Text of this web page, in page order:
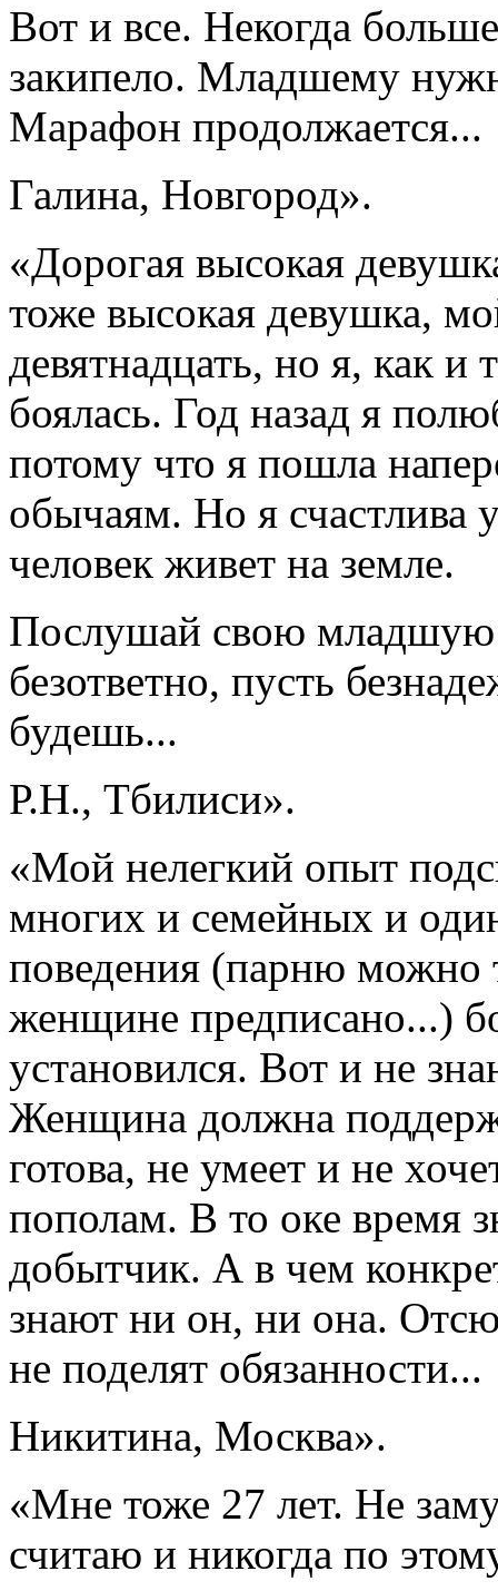
Вот и все. Некогда
закипело. Младшему
Марафон продолжается...
Галина, Новгород».
«Дорогая высокая
тоже высокая девушка,
девятнадцать, но я, как
боялась. Год назад я
потому что я пошла
обычаям. Но я
человек живет на земле.
Послушай свою младшую
безответно, пусть
будешь...
Р.Н., Тбилиси».
«Мой нелегкий опыт
многих и семейных и
поведения (парню можно
женщине предписано...)
установился. Вот и не
Женщина должна
готова, не умеет и не
пополам. В то оке время
добытчик. А в чем
знают ни он, ни она.
не поделят обязанности...
Никитина, Москва».
«Мне тоже 27 лет. Не
считаю и никогда по